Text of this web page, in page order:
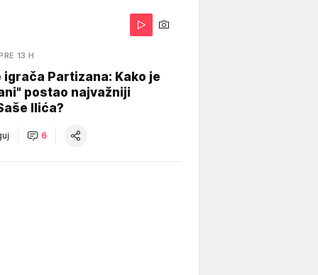
13 H
igrača Partizana: Kako je
postao najvažniji
Ilića?
6